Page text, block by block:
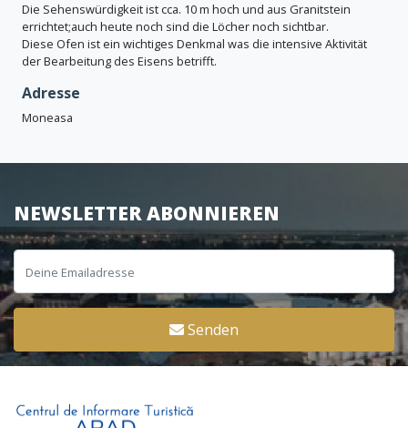
Die Sehenswürdigkeit ist cca. 10 m hoch und aus Granitstein
errichtet;auch heute noch sind die Löcher noch sichtbar.
Diese Ofen ist ein wichtiges Denkmal was die intensive Aktivität
der Bearbeitung des Eisens betrifft.
Adresse
Moneasa
NEWSLETTER ABONNIEREN
Senden